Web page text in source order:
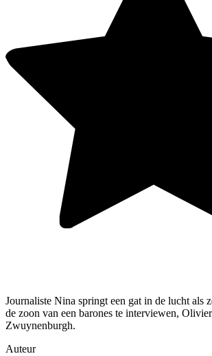
Journaliste Nina springt een gat in de lucht als
de zoon van een barones te interviewen,
Zwuynenburgh.
Auteur